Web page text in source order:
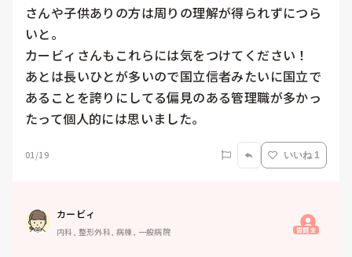
さんや子供ありの方は周りの理解が得られずにつら
いと。
カービィさんもこれらには気をつけてください！
あとは長いひとが多いので国立信者みたいに国立で
あることを誇りにしてる偏見のある管理職が多かっ
たって個人的には思いました。
01/19 いいね 1
カービィ
内科, 整形外科, 病棟, 一般病院 質問主